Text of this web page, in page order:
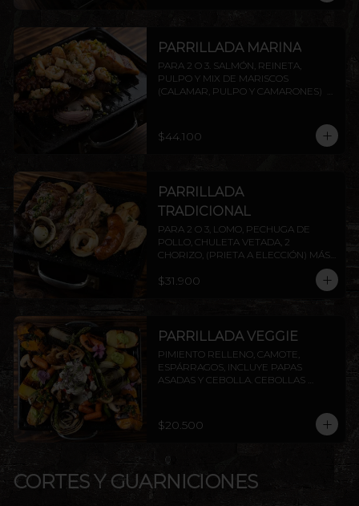
PARRILLADA MARINA
PARA 2 O 3. SALMÓN, REINETA,
PULPO Y MIX DE MARISCOS
(CALAMAR, PULPO Y CAMARONES)
ELECCIÓN.
$44.100
PARRILLADA
TRADICIONAL
PARA 2 O 3, LOMO, PECHUGA DE
POLLO, CHULETA VETADA, 2
CHORIZO, (PRIETA A ELECCIÓN) MÁS
(PAPAS FRITAS, PAPAS DORADAS,
$31.900
PARRILLADA VEGGIE
PIMIENTO RELLENO, CAMOTE,
ESPÁRRAGOS, INCLUYE PAPAS
ASADAS Y CEBOLLA. CEBOLLAS
PESTO. INCLUYE PAPAS ASADAS Y
CEBOLLA.
$20.500
CORTES Y GUARNICIONES